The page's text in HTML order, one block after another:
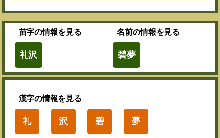
苗字の情報を見る
礼沢
名前の情報を見る
碧夢
漢字の情報を見る
礼 沢 碧 夢